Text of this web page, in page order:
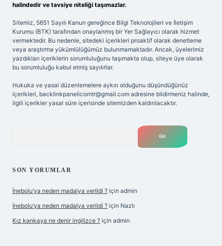
halindedir ve tavsiye niteliği taşımazlar.
Sitemiz, 5651 Sayılı Kanun gereğince Bilgi Teknolojileri ve İletişim
Kurumu (BTK) tarafından onaylanmış bir Yer Sağlayıcı olarak hizmet
vermektedir. Bu nedenle, sitedeki içerikleri proaktif olarak denetleme
veya araştırma yükümlülüğümüz bulunmamaktadır. Ancak, üyelerimiz
yazdıkları içeriklerin sorumluluğunu taşımakta olup, siteye üye olarak
bu sorumluluğu kabul etmiş sayılırlar.
Hukuka ve yasal düzenlemelere aykırı olduğunu düşündüğünüz
içerikleri, backlinkpanelicomtr@gmail.com adresine bildirmeniz halinde,
ilgili içerikler yasal süre içerisinde sitemizden kaldırılacaktır.
SON YORUMLAR
İnebolu’ya neden madalya verildi ? için admin
İnebolu’ya neden madalya verildi ? için Nazlı
Kız kankaya ne denir ingilizce ? için admin